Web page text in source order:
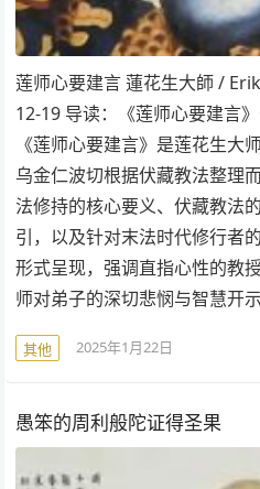
莲师心要建言 蓮花生大師 /
12-19 导读：《莲师心要建言
《莲师心要建言》是莲花生大
乌金仁波切根据伏藏教法整理
法修持的核心要义、伏藏教法
引，以及针对末法时代修行者
形式呈现，强调直指心性的教
师对弟子的深切悲悯与智慧开
其他 2025年1月22日
愚笨的周利般陀证得圣果